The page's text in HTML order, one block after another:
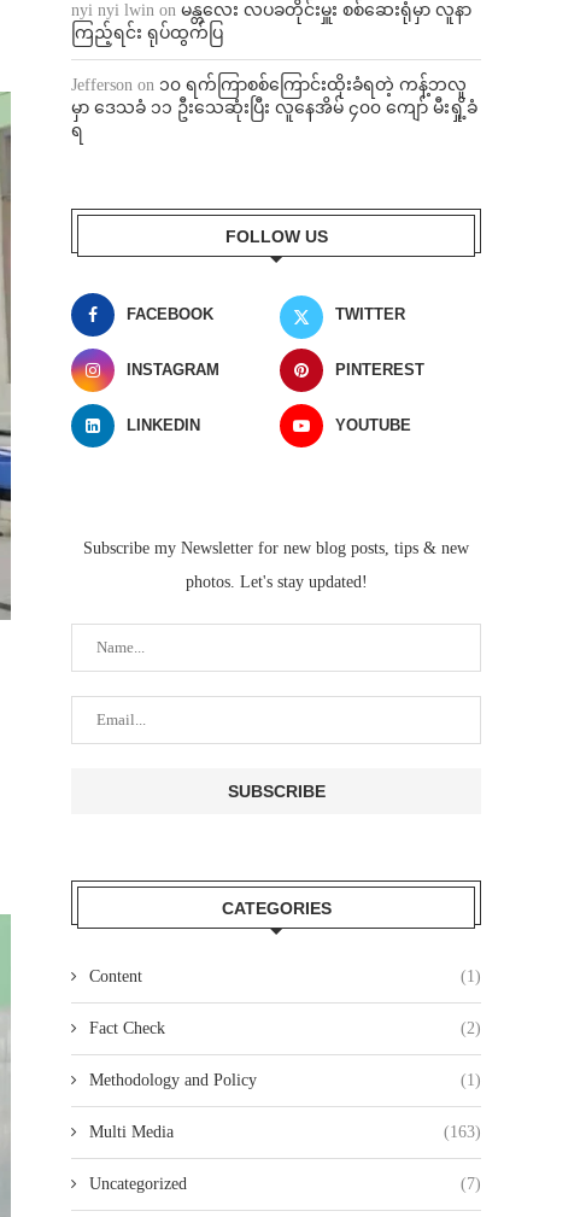
nyi nyi lwin on မန္တလေး လပခတိုင်းမှူး စစ်ဆေးရုံမှာ လူနာ
ကြည့်ရင်း ရုပ်ထွက်ပြ
Jefferson on ၁၀ ရက်ကြာစစ်ကြောင်းထိုးခံရတဲ့ ကန့်ဘလူ
မှာ ဒေသခံ ၁၁ ဦးသေဆုံးပြီး လူနေအိမ် ၄၀၀ ကျော် မီးရှို့ခံ
ရ
FOLLOW US
FACEBOOK TWITTER
INSTAGRAM PINTEREST
LINKEDIN YOUTUBE
Subscribe my Newsletter for new blog posts, tips & new
photos. Let's stay updated!
CATEGORIES
Content (1)
Fact Check (2)
Methodology and Policy (1)
Multi Media (163)
Uncategorized (7)